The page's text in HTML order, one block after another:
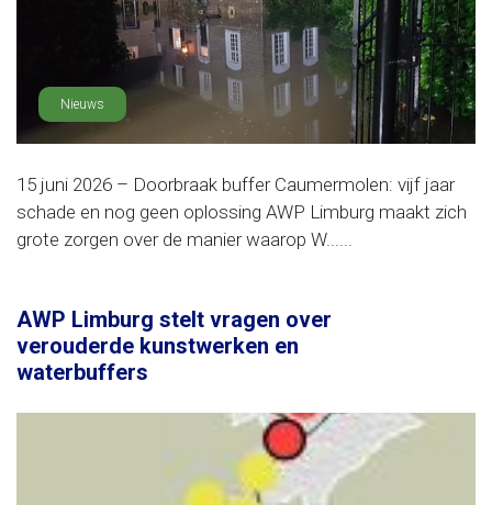
Nieuws
15 juni 2026 – Doorbraak buffer Caumermolen: vijf jaar
schade en nog geen oplossing AWP Limburg maakt zich
grote zorgen over de manier waarop W......
AWP Limburg stelt vragen over
verouderde kunstwerken en
waterbuffers